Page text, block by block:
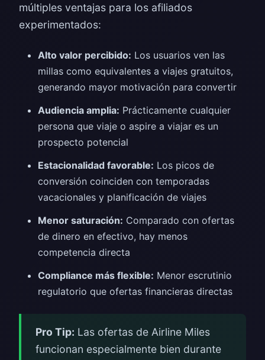
múltiples ventajas para los afiliados
experimentados:
Alto valor percibido: Los usuarios ven las
millas como equivalentes a viajes gratuitos,
generando mayor motivación para convertir
Audiencia amplia: Prácticamente cualquier
persona que viaje o aspire a viajar es un
prospecto potencial
Estacionalidad favorable: Los picos de
conversión coinciden con temporadas
vacacionales y planificación de viajes
Menor saturación: Comparado con ofertas
de dinero en efectivo, hay menos
competencia directa
Compliance más flexible: Menor escrutinio
regulatorio que ofertas financieras directas
Pro Tip: Las ofertas de Airline Miles
funcionan especialmente bien durante